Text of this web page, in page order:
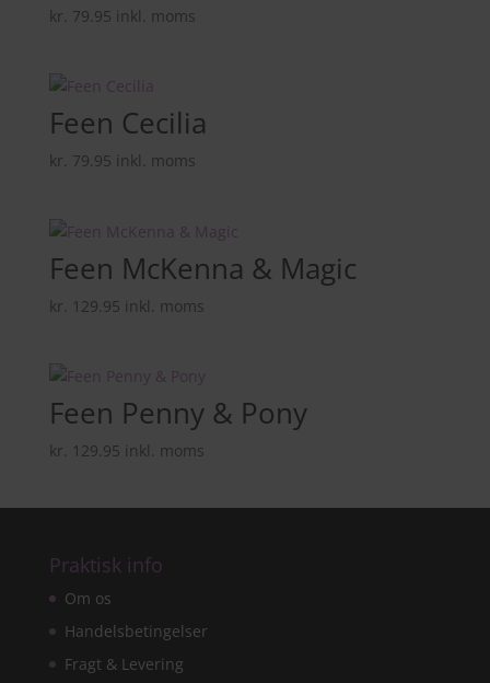
kr. 79.95 inkl. moms
Feen Cecilia
kr. 79.95 inkl. moms
Feen McKenna & Magic
kr. 129.95 inkl. moms
Feen Penny & Pony
kr. 129.95 inkl. moms
Praktisk info
Om os
Handelsbetingelser
Fragt & Levering